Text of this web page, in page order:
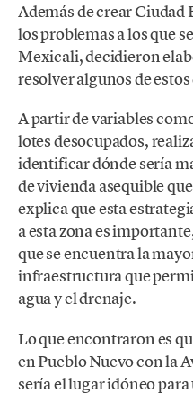
Además de crear
los problemas a los que
Mexicali, decidieron
resolver algunos de
A partir de variables
lotes desocupados,
identificar dónde sería
de vivienda asequible
explica que esta
a esta zona es
que se encuentra la
infraestructura que
agua y el drenaje.
Lo que encontraron es
en Pueblo Nuevo con la
sería el lugar idóneo